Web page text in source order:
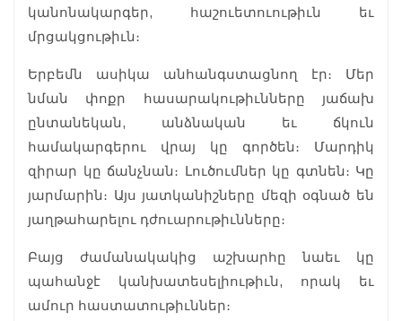
կանոնակարգեր, հաշուետուութիւն եւ
մրցակցութիւն։
Երբեմն ասիկա անհանգստացնող էր։ Մեր
նման փոքր հասարակութիւնները յաճախ
ընտանեկան, անձնական եւ ճկուն
համակարգերու վրայ կը գործեն։ Մարդիկ
զիրար կը ճանչնան։ Լուծումներ կը գտնեն։ Կը
յարմարին։ Այս յատկանիշները մեզի օգնած են
յաղթահարելու դժուարութիւնները։
Բայց ժամանակակից աշխարհը նաեւ կը
պահանջէ կանխատեսելիութիւն, որակ եւ
ամուր հաստատութիւններ։